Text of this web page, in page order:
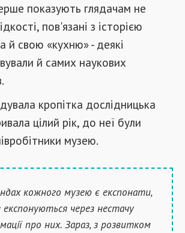
показують глядачам не
пов'язані з історією
й свою «кухню» - деякі
й самих наукових
кропітка дослідницька
цілий рік, до неї були
музею.
кожного музею є експонати,
через нестачу
про них. Зараз, з розвитком